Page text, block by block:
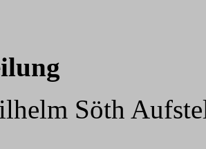
Söth